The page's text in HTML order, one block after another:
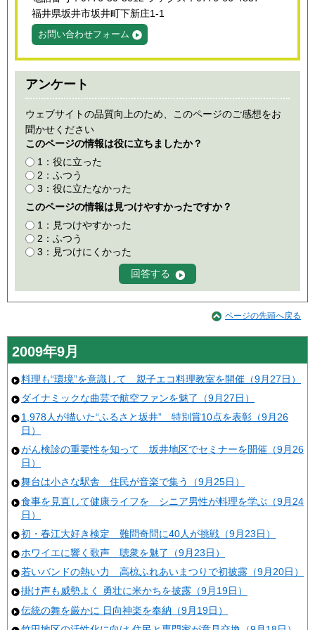
福井県坂井市坂井町下新庄1-1
お問い合わせフォーム
アンケート
ウェブサイトの品質向上のため、このページのご感想をお
聞かせください
このページの情報は役に立ちましたか？
1：役に立った
2：ふつう
3：役に立たなかった
このページの情報は見つけやすかったですか？
1：見つけやすかった
2：ふつう
3：見つけにくかった
ページの先頭へ戻る
2009年9月
料理も“環境”を意識して 親子エコ料理教室を開催（9月27日）
ダイナミックな曲芸で航空ファンを魅了（9月27日）
1,978人が描いた“ふるさと坂井” 特別賞10点を表彰（9月26
日）
がん検診の重要性を知って 坂井地区でセミナーを開催（9月26
日）
舞台は小さな駅舎 住民が音楽で集う（9月25日）
食事を見直して健康ライフを シニア男性が料理を学ぶ（9月24
日）
初・春江大好き検定 難問奇問に40人が挑戦（9月23日）
ホワイエに響く歌声 聴衆を魅了（9月23日）
若いバンドの熱い力 高椋ふれあいまつりで初披露（9月20日）
掛け声も威勢よく 勇壮に米かちを披露（9月19日）
伝統の舞を厳かに 日向神楽を奉納（9月19日）